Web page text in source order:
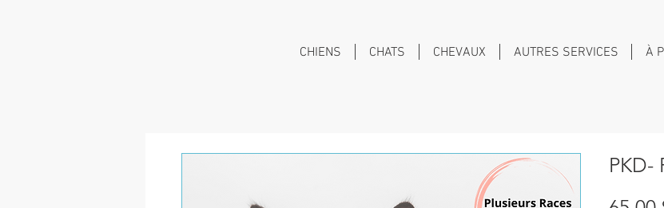
CHIENS CHATS CHEVAUX AUTRES SERVICES À
PKD-